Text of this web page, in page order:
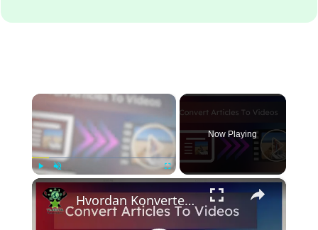
×
Play Unmute Fullscreen
Now Playing
×
Hvordan Konverteres En Artikel Til En Video Gratis Online?